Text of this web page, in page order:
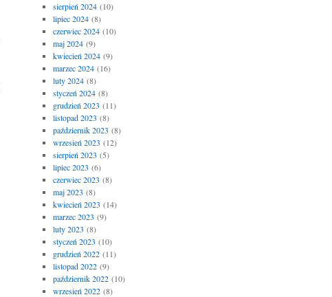
sierpień 2024(10)
lipiec 2024(8)
czerwiec 2024(10)
maj 2024(9)
kwiecień 2024(9)
marzec 2024(16)
luty 2024(8)
styczeń 2024(8)
grudzień 2023 (11)
listopad 2023 (8)
październik 2023 (8)
wrzesień 2023 (12)
sierpień 2023 (5)
lipiec 2023 (6)
czerwiec 2023 (8)
maj 2023 (8)
kwiecień 2023 (14)
marzec 2023 (9)
luty 2023 (8)
styczeń 2023 (10)
grudzień 2022(11)
listopad 2022(9)
październik 2022(10)
wrzesień 2022(8)